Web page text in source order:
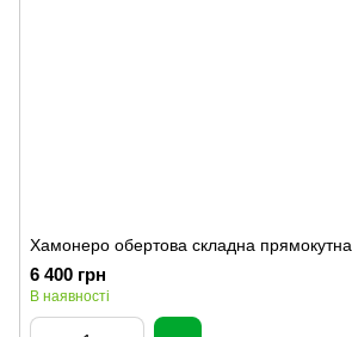
Хамонеро обертова складна прямокутна
6 400 грн
В наявності